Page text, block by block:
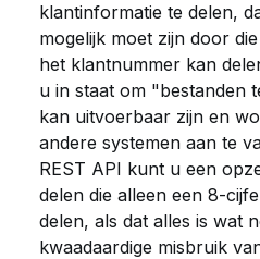
klantinformatie te delen,
mogelijk moet zijn door
het klantnummer kan
u in staat om "bestanden
kan uitvoerbaar zijn en
andere systemen aan te
REST API kunt u een
delen die alleen een 8-
delen, als dat alles is wat
kwaadaardige misbruik